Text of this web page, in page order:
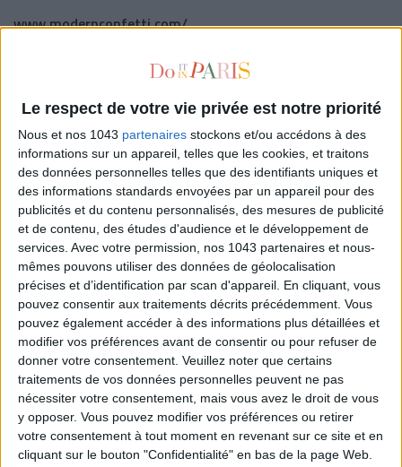
Le respect de votre vie privée est notre priorité
Nous et nos 1043 partenaires stockons et/ou accédons à des
informations sur un appareil, telles que les cookies, et traitons
des données personnelles telles que des identifiants uniques et
des informations standards envoyées par un appareil pour des
publicités et du contenu personnalisés, des mesures de publicité
et de contenu, des études d'audience et le développement de
services. Avec votre permission, nos 1043 partenaires et nous-
mêmes pouvons utiliser des données de géolocalisation
précises et d’identification par scan d'appareil. En cliquant, vous
pouvez consentir aux traitements décrits précédemment. Vous
pouvez également accéder à des informations plus détaillées et
modifier vos préférences avant de consentir ou pour refuser de
donner votre consentement. Veuillez noter que certains
traitements de vos données personnelles peuvent ne pas
nécessiter votre consentement, mais vous avez le droit de vous
y opposer. Vous pouvez modifier vos préférences ou retirer
votre consentement à tout moment en revenant sur ce site et en
cliquant sur le bouton "Confidentialité" en bas de la page Web.
www.modernconfetti.com/
LE MATÉRIEL DE BASE, LES ESSENTIELS DU